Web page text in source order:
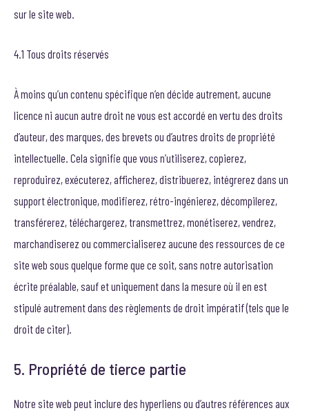
sur le site web.
4.1 Tous droits réservés
À moins qu’un contenu spécifique n’en décide autrement, aucune
licence ni aucun autre droit ne vous est accordé en vertu des droits
d’auteur, des marques, des brevets ou d’autres droits de propriété
intellectuelle. Cela signifie que vous n’utiliserez, copierez,
reproduirez, exécuterez, afficherez, distribuerez, intégrerez dans un
support électronique, modifierez, rétro-ingénierez, décompilerez,
transférerez, téléchargerez, transmettrez, monétiserez, vendrez,
marchandiserez ou commercialiserez aucune des ressources de ce
site web sous quelque forme que ce soit, sans notre autorisation
écrite préalable, sauf et uniquement dans la mesure où il en est
stipulé autrement dans des règlements de droit impératif (tels que le
droit de citer).
5. Propriété de tierce partie
Notre site web peut inclure des hyperliens ou d’autres références aux